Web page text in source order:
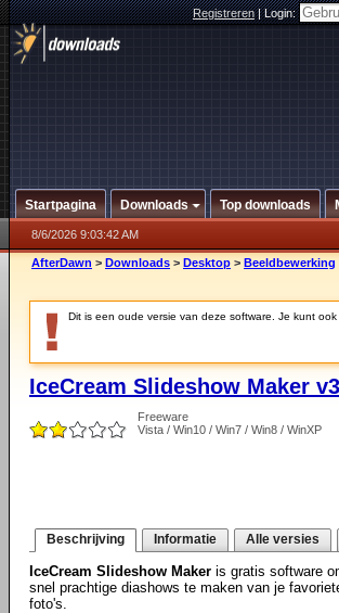
Registreren|Login:
Startpagina Downloads Top downloads
8/6/2026 9:03:42 AM
AfterDawn > Downloads > Desktop > Beeldbewerking
Dit is een oude versie van deze software. Je kunt ook
IceCream Slideshow Maker
Freeware
Vista / Win10 / Win7 / Win8 / WinXP
Beschrijving Informatie Alle versies
IceCream Slideshow Maker is gratis software
snel prachtige diashows te maken van je
foto's.